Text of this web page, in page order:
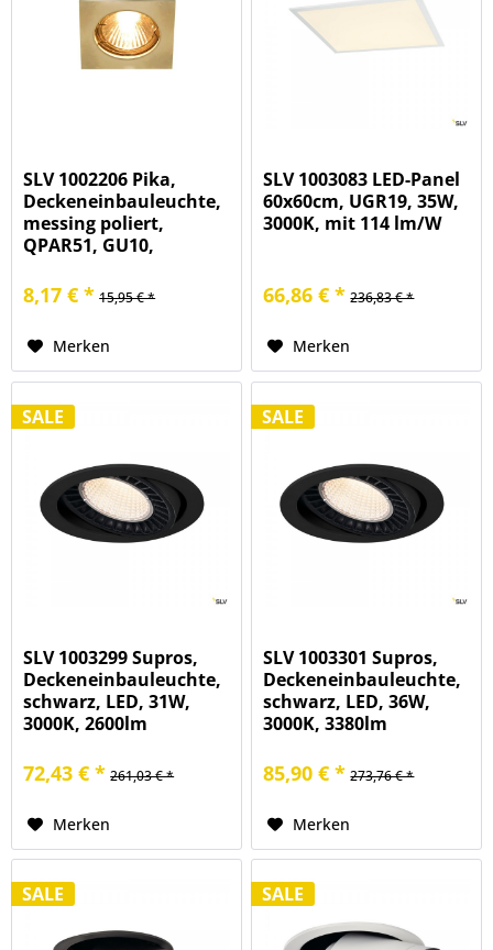
SLV 1002206 Pika,
Deckeneinbauleuchte,
messing poliert,
QPAR51, GU10,
8,17 € * 15,95 € *
Merken
SLV 1003083 LED-Panel
60x60cm, UGR19, 35W,
3000K, mit 114 lm/W
66,86 € * 236,83 € *
Merken
SALE
SLV 1003299 Supros,
Deckeneinbauleuchte,
schwarz, LED, 31W,
3000K, 2600lm
72,43 € * 261,03 € *
Merken
SALE
SLV 1003301 Supros,
Deckeneinbauleuchte,
schwarz, LED, 36W,
3000K, 3380lm
85,90 € * 273,76 € *
Merken
SALE SALE